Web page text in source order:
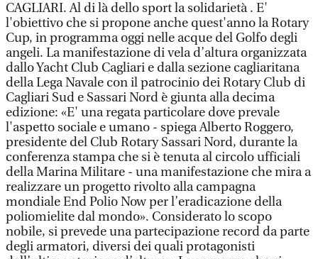
CAGLIARI. Al di là dello sport la solidarietà . E'
l'obiettivo che si propone anche quest'anno la Rotary
Cup, in programma oggi nelle acque del Golfo degli
angeli. La manifestazione di vela d’altura organizzata
dallo Yacht Club Cagliari e dalla sezione cagliaritana
della Lega Navale con il patrocinio dei Rotary Club di
Cagliari Sud e Sassari Nord è giunta alla decima
edizione: «E' una regata particolare dove prevale
l'aspetto sociale e umano - spiega Alberto Roggero,
presidente del Club Rotary Sassari Nord, durante la
conferenza stampa che si è tenuta al circolo ufficiali
della Marina Militare - una manifestazione che mira a
realizzare un progetto rivolto alla campagna
mondiale End Polio Now per l’eradicazione della
poliomielite dal mondo». Considerato lo scopo
nobile, si prevede una partecipazione record da parte
degli armatori, diversi dei quali protagonisti